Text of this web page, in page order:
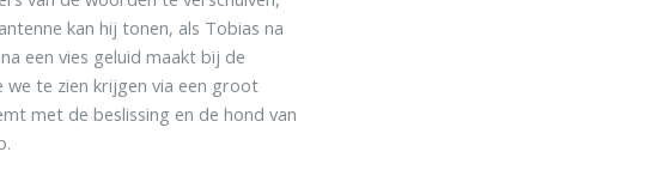
kan hij tonen, als Tobias na
een vies geluid maakt bij de
we te zien krijgen via een groot
met de beslissing en de hond van